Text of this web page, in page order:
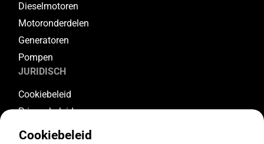
Dieselmotoren
Motoronderdelen
Generatoren
Pompen
JURIDISCH
Cookiebeleid
Privacybeleid
Algemene voorwaarden
Cookiebeleid